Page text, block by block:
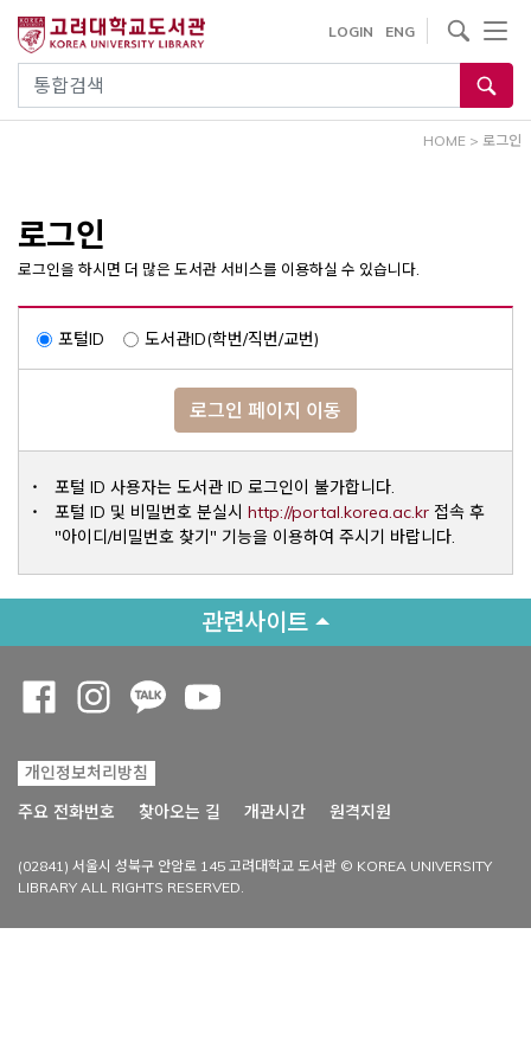
건
통합검색
LOGIN ENG
사이트내 검색
HOME > 로그인
로그인
로그인을 하시면 더 많은 도서관 서비스를 이용하실 수 있습니다.
포털ID 도서관ID(학번/직번/교번)
로그인 페이지 이동
포털 ID 사용자는 도서관 ID 로그인이 불가합니다.
포털 ID 및 비밀번호 분실시 http://portal.korea.ac.krOpens a
접속 후
"아이디/비밀번호 찾기" 기능을 이용하여 주시기 바랍니다.
관련사이트
개인정보처리방침
주요 전화번호
찾아오는 길 개관시간 원격지원
(02841) 서울시 성북구 안암로 145 고려대학교 도서관 © KOREA UNIVERSITY
LIBRARY ALL RIGHTS RESERVED.
Opens a new window
Opens a new window
Opens a new window